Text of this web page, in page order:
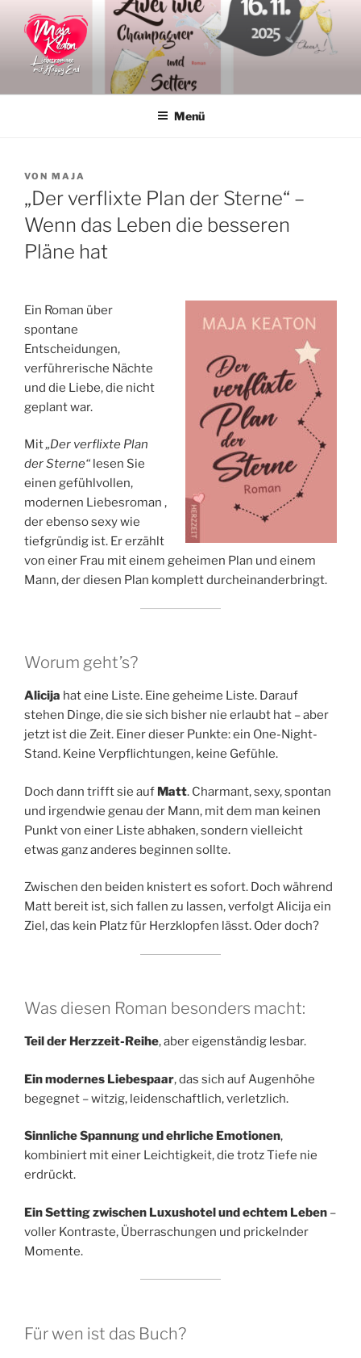
Inhalt
springen
MAJA KEATON
Menü
VERÖFFENTLICHT
AM
VON MAJA
„Der verflixte Plan der Sterne“ –
Wenn das Leben die besseren
Pläne hat
Ein Roman über
spontane
Entscheidungen,
verführerische Nächte
und die Liebe, die nicht
geplant war.
Mit„Der verflixte Plan
der Sterne“ lesen Sie
einen gefühlvollen,
modernen Liebesroman ,
der ebenso sexy wie
tiefgründig ist. Er erzählt
von einer Frau mit einem geheimen Plan und einem
Mann, der diesen Plan komplett durcheinanderbringt.
Worum geht’s?
Alicija hat eine Liste. Eine geheime Liste. Darauf
stehen Dinge, die sie sich bisher nie erlaubt hat – aber
jetzt ist die Zeit. Einer dieser Punkte: ein One-Night-
Stand. Keine Verpflichtungen, keine Gefühle.
Doch dann trifft sie auf Matt. Charmant, sexy, spontan
und irgendwie genau der Mann, mit dem man keinen
Punkt von einer Liste abhaken, sondern vielleicht
etwas ganz anderes beginnen sollte.
Zwischen den beiden knistert es sofort. Doch während
Matt bereit ist, sich fallen zu lassen, verfolgt Alicija ein
Ziel, das kein Platz für Herzklopfen lässt. Oder doch?
Was diesen Roman besonders macht:
Teil der Herzzeit-Reihe, aber eigenständig lesbar.
Ein modernes Liebespaar, das sich auf Augenhöhe
begegnet – witzig, leidenschaftlich, verletzlich.
Sinnliche Spannung und ehrliche Emotionen,
kombiniert mit einer Leichtigkeit, die trotz Tiefe nie
erdrückt.
Ein Setting zwischen Luxushotel und echtem Leben –
voller Kontraste, Überraschungen und prickelnder
Momente.
Für wen ist das Buch?